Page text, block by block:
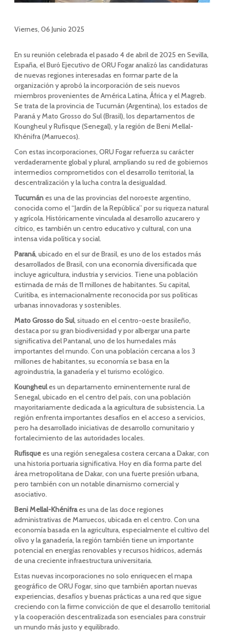
Viernes, 06 Junio 2025
En su reunión celebrada el pasado 4 de abril de 2025 en Sevilla,
España, el Buró Ejecutivo de ORU Fogar analizó las candidaturas
de nuevas regiones interesadas en formar parte de la
organización y aprobó la incorporación de seis nuevos
miembros provenientes de América Latina, África y el Magreb.
Se trata de la provincia de Tucumán (Argentina), los estados de
Paraná y Mato Grosso do Sul (Brasil), los departamentos de
Koungheul y Rufisque (Senegal), y la región de Beni Mellal-
Khénifra (Marruecos).
Con estas incorporaciones, ORU Fogar refuerza su carácter
verdaderamente global y plural, ampliando su red de gobiernos
intermedios comprometidos con el desarrollo territorial, la
descentralización y la lucha contra la desigualdad.
Tucumánes una de las provincias del noroeste argentino,
conocida como el “Jardín de la República” por su riqueza natural
y agrícola. Históricamente vinculada al desarrollo azucarero y
cítrico, es también un centro educativo y cultural, con una
intensa vida política y social.
Paraná, ubicado en el sur de Brasil, es uno de los estados más
desarrollados de Brasil, con una economía diversificada que
incluye agricultura, industria y servicios. Tiene una población
estimada de más de 11 millones de habitantes. Su capital,
Curitiba, es internacionalmente reconocida por sus políticas
urbanas innovadoras y sostenibles.
Mato Grosso do Sul, situado en el centro-oeste brasileño,
destaca por su gran biodiversidad y por albergar una parte
significativa del Pantanal, uno de los humedales más
importantes del mundo. Con una población cercana a los 3
millones de habitantes, su economía se basa en la
agroindustria, la ganadería y el turismo ecológico.
Koungheules un departamento eminentemente rural de
Senegal, ubicado en el centro del país, con una población
mayoritariamente dedicada a la agricultura de subsistencia. La
región enfrenta importantes desafíos en el acceso a servicios,
pero ha desarrollado iniciativas de desarrollo comunitario y
fortalecimiento de las autoridades locales.
Rufisquees una región senegalesa costera cercana a Dakar, con
una historia portuaria significativa. Hoy en día forma parte del
área metropolitana de Dakar, con una fuerte presión urbana,
pero también con un notable dinamismo comercial y
asociativo.
Beni Mellal-Khénifraes una de las doce regiones
administrativas de Marruecos, ubicada en el centro. Con una
economía basada en la agricultura, especialmente el cultivo del
olivo y la ganadería, la región también tiene un importante
potencial en energías renovables y recursos hídricos, además
de una creciente infraestructura universitaria.
Estas nuevas incorporaciones no solo enriquecen el mapa
geográfico de ORU Fogar, sino que también aportan nuevas
experiencias, desafíos y buenas prácticas a una red que sigue
creciendo con la firme convicción de que el desarrollo territorial
y la cooperación descentralizada son esenciales para construir
un mundo más justo y equilibrado.